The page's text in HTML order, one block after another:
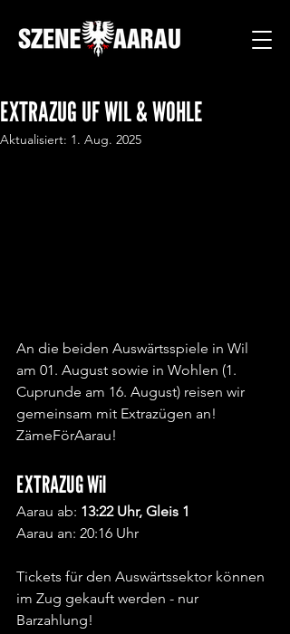
EXTRAZUG UF WIL & WOHLE
Aktualisiert: 1. Aug. 2025
An die beiden Auswärtsspiele in Wil
am 01. August sowie in Wohlen (1.
Cuprunde am 16. August) reisen wir
gemeinsam mit Extrazügen an!
ZämeFörAarau!
EXTRAZUG Wil
Aarau ab: 13:22 Uhr, Gleis 1
Aarau an: 20:16 Uhr
Tickets für den Auswärtssektor können
im Zug gekauft werden - nur
Barzahlung!